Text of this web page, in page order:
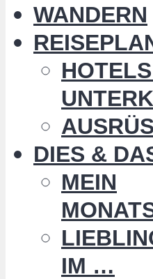
WANDERN
DIES &
MEIN
IM …